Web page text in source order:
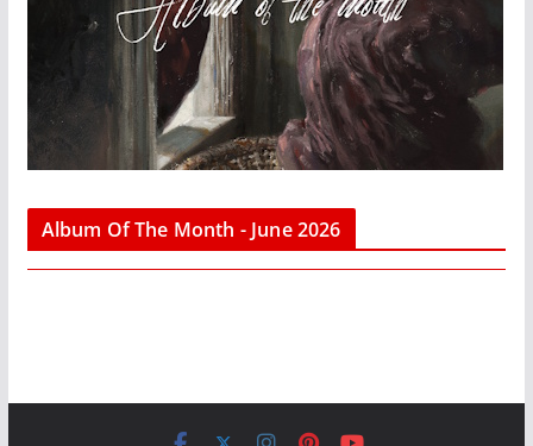
Album Of The Month - June 2026